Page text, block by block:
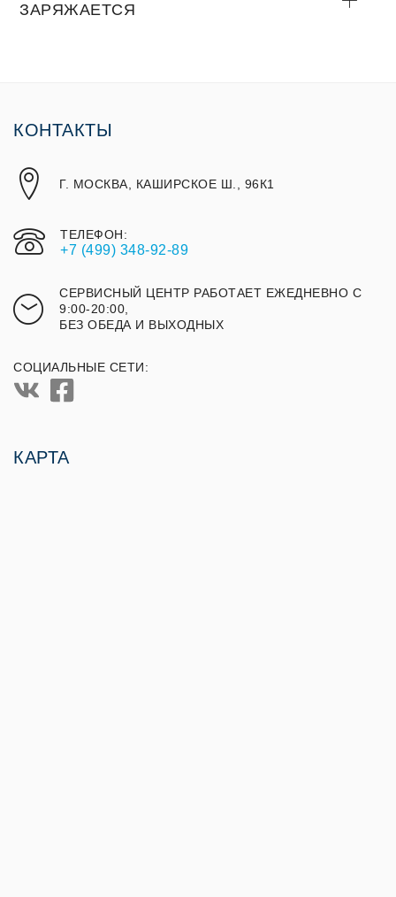
ЗАРЯЖАЕТСЯ
КОНТАКТЫ
Г. МОСКВА, КАШИРСКОЕ Ш., 96К1
ТЕЛЕФОН:
+7 (499) 348-92-89
СЕРВИСНЫЙ ЦЕНТР РАБОТАЕТ ЕЖЕДНЕВНО С
9:00-20:00,
БЕЗ ОБЕДА И ВЫХОДНЫХ
СОЦИАЛЬНЫЕ СЕТИ:
КАРТА